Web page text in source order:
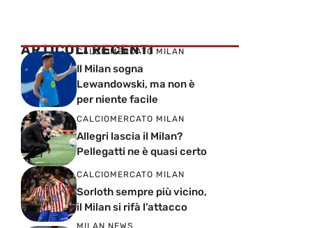
ARTICOLI RECENTI
CALCIOMERCATO MILAN
Il Milan sogna
Lewandowski, ma non è
per niente facile
CALCIOMERCATO MILAN
Allegri lascia il Milan?
Pellegatti ne è quasi certo
CALCIOMERCATO MILAN
Sorloth sempre più vicino,
il Milan si rifà l’attacco